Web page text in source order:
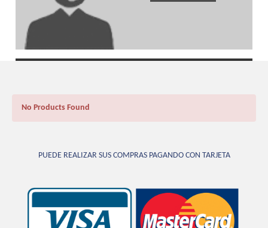
No Products Found
PUEDE REALIZAR SUS COMPRAS PAGANDO CON TARJETA